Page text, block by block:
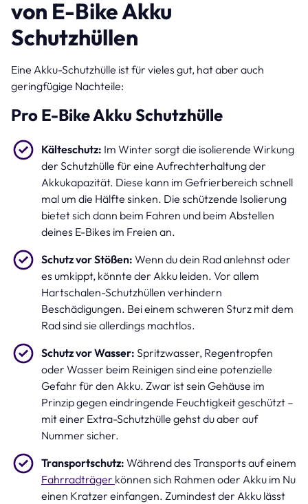
von E-Bike Akku
Schutzhüllen
Eine Akku-Schutzhülle ist für vieles gut, hat aber auch
geringfügige Nachteile:
Pro E-Bike Akku Schutzhülle
Kälteschutz: Im Winter sorgt die isolierende Wirkung
der Schutzhülle für eine Aufrechterhaltung der
Akkukapazität. Diese kann im Gefrierbereich schnell
mal um die Hälfte sinken. Die schützende Isolierung
bietet sich dann beim Fahren und beim Abstellen
deines E-Bikes im Freien an.
Schutz vor Stößen: Wenn du dein Rad anlehnst oder
es umkippt, könnte der Akku leiden. Vor allem
Hartschalen-Schutzhüllen verhindern
Beschädigungen. Bei einem schweren Sturz mit dem
Rad sind sie allerdings machtlos.
Schutz vor Wasser: Spritzwasser, Regentropfen
oder Wasser beim Reinigen sind eine potenzielle
Gefahr für den Akku. Zwar ist sein Gehäuse im
Prinzip gegen eindringende Feuchtigkeit geschützt –
mit einer Extra-Schutzhülle gehst du aber auf
Nummer sicher.
Transportschutz: Während des Transports auf einem
Fahrradträger können sich Rahmen oder Akku im Nu
einen Kratzer einfangen. Zumindest der Akku lässt